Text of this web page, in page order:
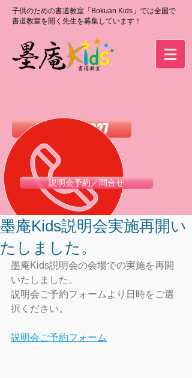
子供のための書道教室「Bokuan Kids」では全国で
書道教室を開く先生を募集しています！
0120-988-027
説明会予約／問合せ
墨庵Kids説明会実施再開い
たしました。
墨庵Kids説明会の会場での実施を再開
いたしました。
説明会ご予約フォームより日時をご選
択ください。
説明会ご予約フォーム